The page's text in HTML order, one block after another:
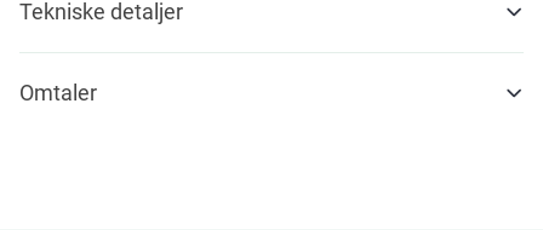
Tekniske detaljer
Omtaler